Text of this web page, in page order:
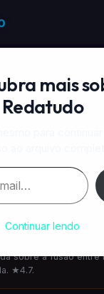
do DeepMind: como
avaliações ★4.6.
mais Próxima
sobre a fusão entre
★4.7.
mais
Redatudo
Continuar lendo